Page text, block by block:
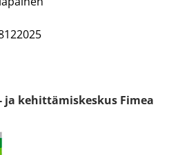
kehittämiskeskus Fimea